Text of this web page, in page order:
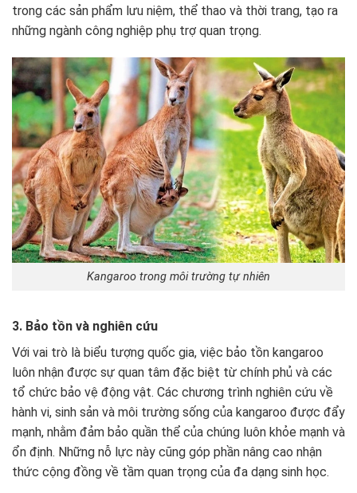
trong các sản phẩm lưu niệm, thể thao và thời trang, tạo ra
những ngành công nghiệp phụ trợ quan trọng.
Kangaroo trong môi trường tự nhiên
3. Bảo tồn và nghiên cứu
Với vai trò là biểu tượng quốc gia, việc bảo tồn kangaroo
luôn nhận được sự quan tâm đặc biệt từ chính phủ và các
tổ chức bảo vệ động vật. Các chương trình nghiên cứu về
hành vi, sinh sản và môi trường sống của kangaroo được đẩy
mạnh, nhằm đảm bảo quần thể của chúng luôn khỏe mạnh và
ổn định. Những nỗ lực này cũng góp phần nâng cao nhận
thức cộng đồng về tầm quan trọng của đa dạng sinh học.